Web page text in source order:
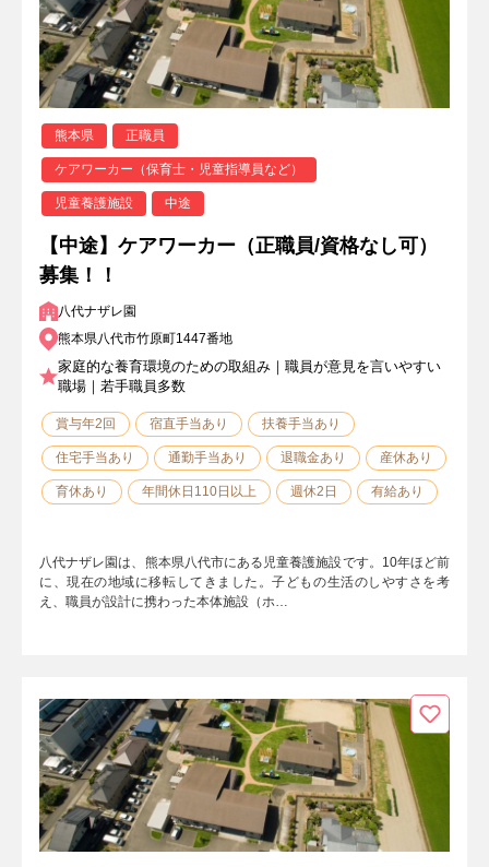
熊本県 正職員
ケアワーカー（保育士・児童指導員など）
児童養護施設 中途
【中途】ケアワーカー（正職員/資格なし可）
募集！！
八代ナザレ園
熊本県八代市竹原町1447番地
家庭的な養育環境のための取組み｜職員が意見を言いやすい
職場｜若手職員多数
賞与年2回 宿直手当あり 扶養手当あり
住宅手当あり 通勤手当あり 退職金あり 産休あり
育休あり 年間休日110日以上 週休2日 有給あり
八代ナザレ園は、熊本県八代市にある児童養護施設です。10年ほど前
に、現在の地域に移転してきました。子どもの生活のしやすさを考
え、職員が設計に携わった本体施設（ホ…